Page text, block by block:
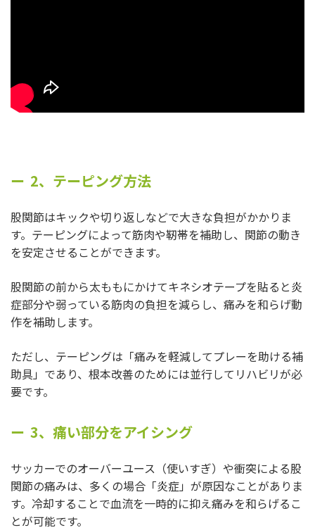
2、テーピング方法
股関節はキックや切り返しなどで大きな負担がかかりま
す。テーピングによって筋肉や靭帯を補助し、関節の動き
を安定させることができます。
股関節の前から太ももにかけてキネシオテープを貼ると炎
症部分や弱っている筋肉の負担を減らし、痛みを和らげ動
作を補助します。
ただし、テーピングは「痛みを軽減してプレーを助ける補
助具」であり、根本改善のためには並行してリハビリが必
要です。
3、痛い部分をアイシング
サッカーでのオーバーユース（使いすぎ）や衝突による股
関節の痛みは、多くの場合「炎症」が原因なことがありま
す。冷却することで血流を一時的に抑え痛みを和らげるこ
とが可能です。